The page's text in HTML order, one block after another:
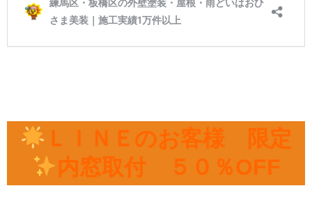
ＬＩＮＥのお客様 限定
内窓取付 ５０％OFF